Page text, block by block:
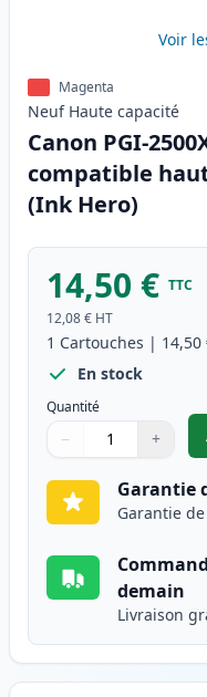
Voir
Magenta
Neuf Haute capacité
Canon PGI-
compatible
(Ink Hero)
14,50 € TTC
12,08 € HT
1 Cartouches | 14,50
En stock
Quantité
Quantité
Utilisez les boutons
− +
Quantité
Garantie
Garantie
demain
Livraison